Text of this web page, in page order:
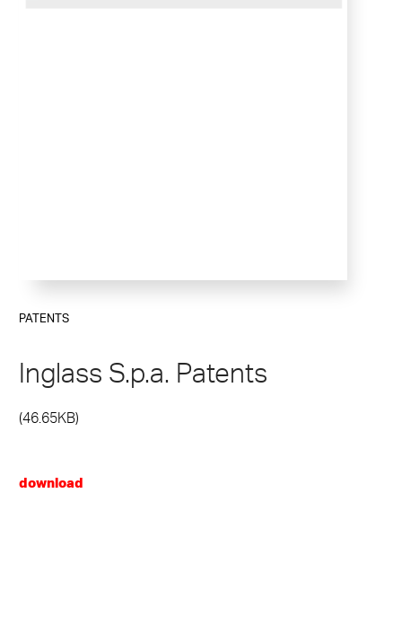
PATENTS
Inglass S.p.a. Patents
(46.65KB)
download